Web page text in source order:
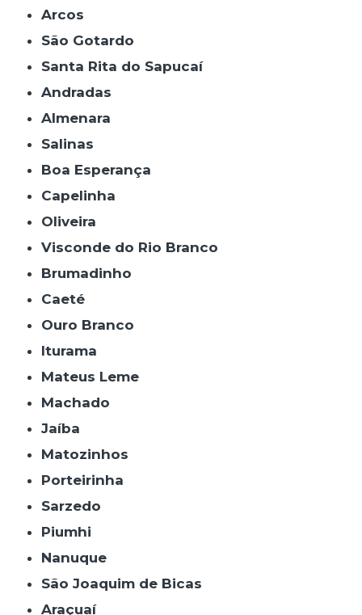
Arcos
São Gotardo
Santa Rita do Sapucaí
Andradas
Almenara
Salinas
Boa Esperança
Capelinha
Oliveira
Visconde do Rio Branco
Brumadinho
Caeté
Ouro Branco
Iturama
Mateus Leme
Machado
Jaíba
Matozinhos
Porteirinha
Sarzedo
Piumhi
Nanuque
São Joaquim de Bicas
Araçuaí